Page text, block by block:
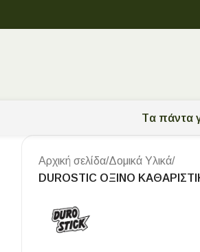
Tα πάντα
Αρχική σελίδα/Δομικά Υλικά/
DUROSTIC ΟΞΙΝΟ